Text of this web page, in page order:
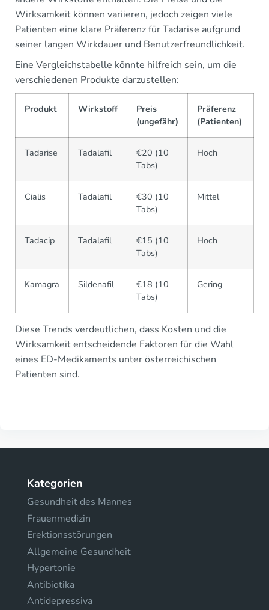
Wirksamkeit können variieren, jedoch zeigen viele
Patienten eine klare Präferenz für Tadarise aufgrund
seiner langen Wirkdauer und Benutzerfreundlichkeit.
Eine Vergleichstabelle könnte hilfreich sein, um die
verschiedenen Produkte darzustellen:
Produkt Wirkstoff
Preis
(ungefähr)
Präferenz
(Patienten)
Tadarise Tadalafil
€20 (10
Tabs)
Hoch
Cialis Tadalafil
€30 (10
Tabs)
Mittel
Tadacip Tadalafil
€15 (10
Tabs)
Hoch
Kamagra Sildenafil
€18 (10
Tabs)
Gering
Diese Trends verdeutlichen, dass Kosten und die
Wirksamkeit entscheidende Faktoren für die Wahl
eines ED-Medikaments unter österreichischen
Patienten sind.
Kategorien
Gesundheit des Mannes
Frauenmedizin
Erektionsstörungen
Allgemeine Gesundheit
Hypertonie
Antibiotika
Antidepressiva